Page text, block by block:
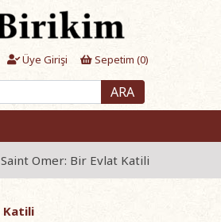
Üye Girişi Sepetim (0)
ARA
Saint Omer: Bir Evlat Katili
Katili